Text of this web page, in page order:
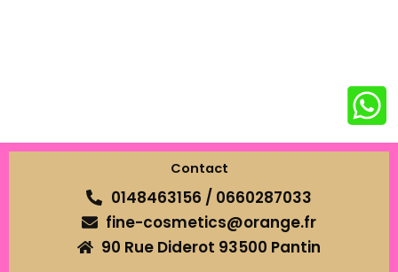
Contact
0148463156 / 0660287033
fine-cosmetics@orange.fr
90 Rue Diderot 93500 Pantin